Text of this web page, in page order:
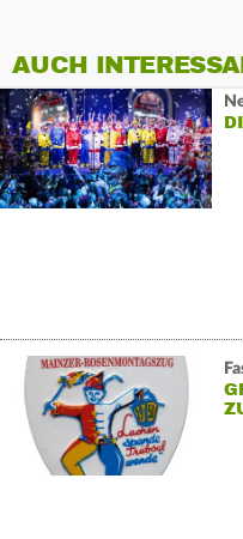
AUCH